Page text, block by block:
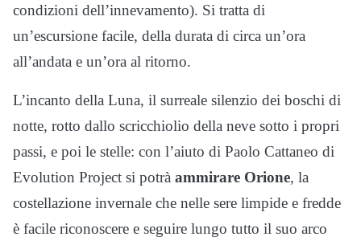
condizioni dell’innevamento). Si tratta di
un’escursione facile, della durata di circa un’ora
all’andata e un’ora al ritorno.
L’incanto della Luna, il surreale silenzio dei boschi di
notte, rotto dallo scricchiolio della neve sotto i propri
passi, e poi le stelle: con l’aiuto di Paolo Cattaneo di
Evolution Project si potrà ammirare Orione, la
costellazione invernale che nelle sere limpide e fredde
è facile riconoscere e seguire lungo tutto il suo arco